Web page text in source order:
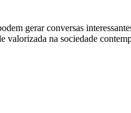
gerar conversas
valorizada na sociedade